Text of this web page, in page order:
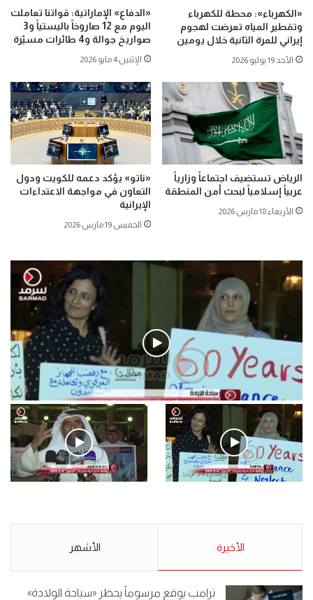
«الكهرباء»: محطة للكهرباء
وتقطير المياه تعرضت لهجوم
إيراني للمرة الثانية خلال يومين
الأحد 19 يوليو 2026
«الدفاع» الإماراتية: قواتنا تعاملت
اليوم مع 12 صاروخاً باليستياً و3
صواريخ جوالة و4 طائرات مسيّرة
الإثنين 4 مايو 2026
الرياض تستضيف اجتماعاً وزارياً
عربياً إسلامياً لبحث أمن المنطقة
الأربعاء 18 مارس 2026
«ناتو» يؤكد دعمه للكويت ودول
التعاون في مواجهة الاعتداءات
الإيرانية
الخميس 19 مارس 2026
فيديو
.وقفة احتجاجية رمزية لـ”#البدون” في ساحة الإرادة 4-5-2019.
الأحد 5 مايو 2019
5-2019.
نبيع مخدرات يعني ولا خمر؟!.
الأخيرة الأشهر
ترامب يوقع مرسوماً يحظر «سياحة الولادة»